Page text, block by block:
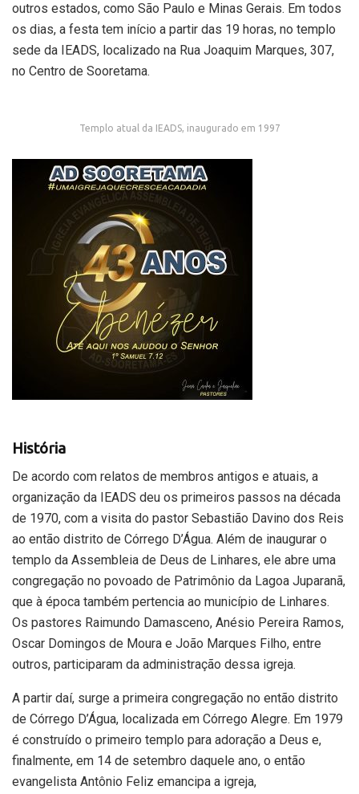
outros estados, como São Paulo e Minas Gerais. Em todos
os dias, a festa tem início a partir das 19 horas, no templo
sede da IEADS, localizado na Rua Joaquim Marques, 307,
no Centro de Sooretama.
Templo atual da IEADS, inaugurado em 1997
História
De acordo com relatos de membros antigos e atuais, a
organização da IEADS deu os primeiros passos na década
de 1970, com a visita do pastor Sebastião Davino dos Reis
ao então distrito de Córrego D’Água. Além de inaugurar o
templo da Assembleia de Deus de Linhares, ele abre uma
congregação no povoado de Patrimônio da Lagoa Juparanã,
que à época também pertencia ao município de Linhares.
Os pastores Raimundo Damasceno, Anésio Pereira Ramos,
Oscar Domingos de Moura e João Marques Filho, entre
outros, participaram da administração dessa igreja.
A partir daí, surge a primeira congregação no então distrito
de Córrego D’Água, localizada em Córrego Alegre. Em 1979
é construído o primeiro templo para adoração a Deus e,
finalmente, em 14 de setembro daquele ano, o então
evangelista Antônio Feliz emancipa a igreja,